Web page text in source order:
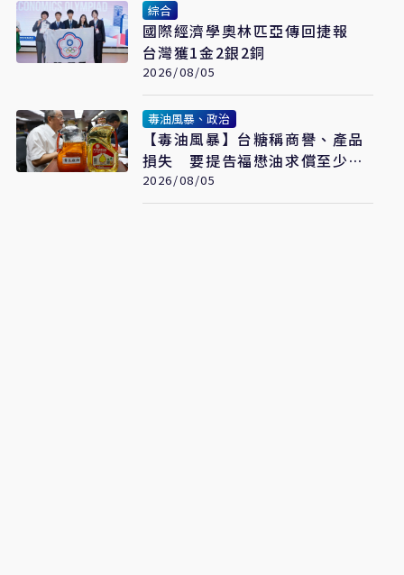
綜合
國際經濟學奧林匹亞傳回捷報
台灣獲1金2銀2銅
2026/08/05
毒油風暴、政治
【毒油風暴】台糖稱商譽、產品
損失 要提告福懋油求償至少
2.43億元
2026/08/05